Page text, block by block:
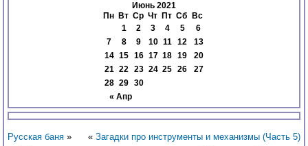
Июнь 2021
Пн
Вт Ср Чт Пт Сб Вс
« Апр
1 2 3 4 5
6
7
8 9 10 11 12
13
14 15 16 17 18 19
20
21 22 23 24 25 26
27
28 29 30
Русская баня » « Загадки про инструменты и механизмы (Часть 5)